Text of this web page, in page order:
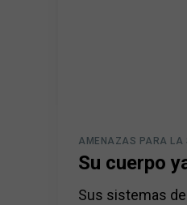
AMENAZAS PARA LA
Su cuerpo
Sus sistemas